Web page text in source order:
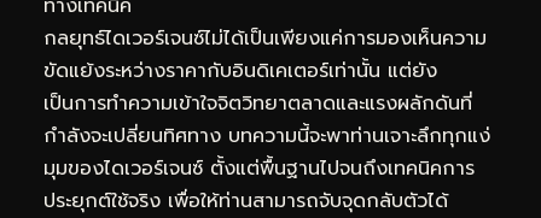
ทางเทคนิค
กลยุทธ์ไดเวอร์เจนซ์ไม่ได้เป็นเพียงแค่การมองเห็นความ
ขัดแย้งระหว่างราคากับอินดิเคเตอร์เท่านั้น แต่ยัง
เป็นการทำความเข้าใจจิตวิทยาตลาดและแรงผลักดันที่
กำลังจะเปลี่ยนทิศทาง บทความนี้จะพาท่านเจาะลึกทุกแง่
มุมของไดเวอร์เจนซ์ ตั้งแต่พื้นฐานไปจนถึงเทคนิคการ
ประยุกต์ใช้จริง เพื่อให้ท่านสามารถจับจุดกลับตัวได้